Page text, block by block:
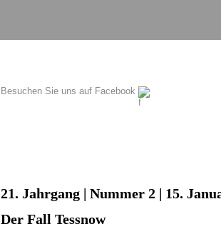
Besuchen Sie uns auf Facebook
21. Jahrgang | Nummer 2 | 15.
Der Fall Tessnow